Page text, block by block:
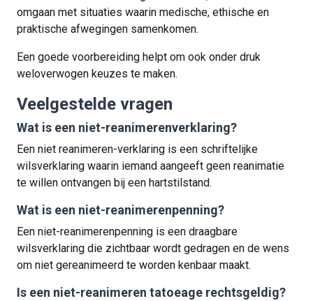
omgaan met situaties waarin medische, ethische en
praktische afwegingen samenkomen.
Een goede voorbereiding helpt om ook onder druk
weloverwogen keuzes te maken.
Veelgestelde vragen
Wat is een niet-reanimerenverklaring?
Een niet reanimeren-verklaring is een schriftelijke
wilsverklaring waarin iemand aangeeft geen reanimatie
te willen ontvangen bij een hartstilstand.
Wat is een niet-reanimerenpenning?
Een niet-reanimerenpenning is een draagbare
wilsverklaring die zichtbaar wordt gedragen en de wens
om niet gereanimeerd te worden kenbaar maakt.
Is een niet-reanimeren tatoeage rechtsgeldig?